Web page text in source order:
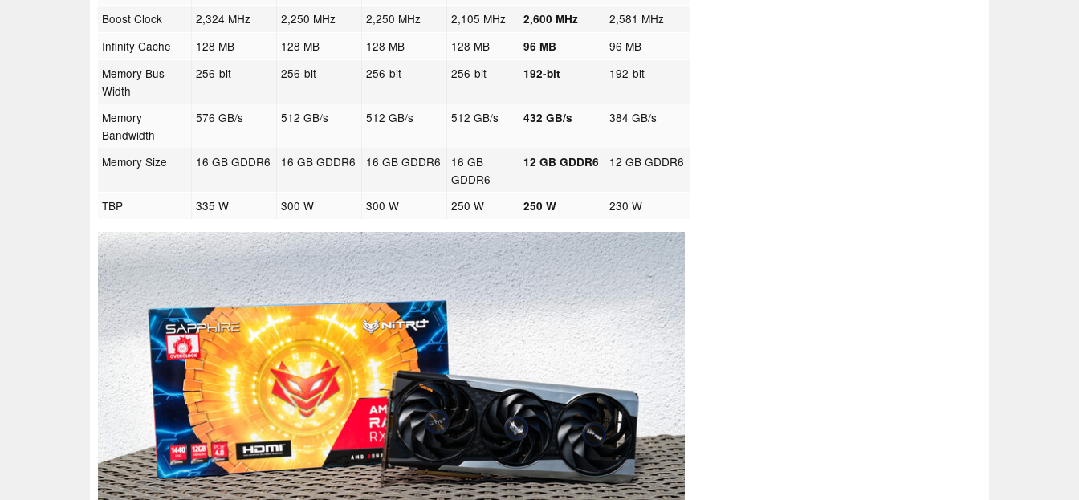
Boost Clock
2,324 MHz 2,250 MHz 2,250 MHz 2,105 MHz 2,600 MHz
2,581 MHz
Infinity Cache
128 MB 128 MB 128 MB 128 MB 96 MB
96 MB
Memory Bus
Width
256-bit 256-bit 256-bit 256-bit 192-bit 192-bit
Memory
Bandwidth
576 GB/s 512 GB/s 512 GB/s 512 GB/s 432 GB/s 384 GB/s
Memory Size 16 GB GDDR6 16 GB GDDR6 16 GB GDDR6
16 GB
GDDR6
12 GB GDDR6 12 GB GDDR6
TBP 335 W 300 W 300 W 250 W 250 W 230 W